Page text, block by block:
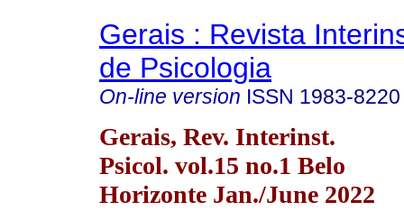
Gerais : Revista
de Psicologia
On-line version ISSN 1983-8220
Gerais, Rev. Interinst.
Psicol. vol.15 no.1 Belo
Horizonte Jan./June 2022